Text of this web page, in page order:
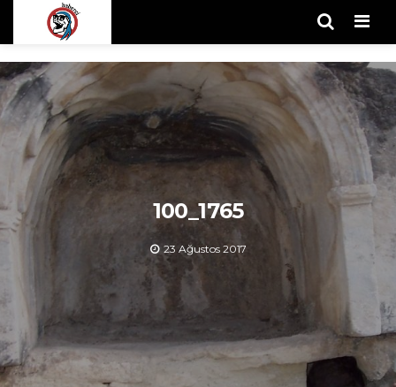
100_1765
23 Ağustos 2017